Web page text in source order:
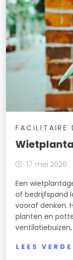
FACILITAIRE
17 mei 2026
Een
of bedrijfspand
vooraf denken.
planten en
LEES